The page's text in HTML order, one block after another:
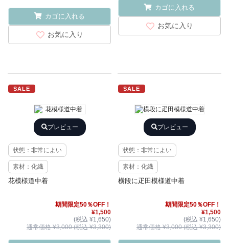
カゴに入れる
お気に入り
カゴに入れる
お気に入り
SALE
プレビュー
状態：非常によい
素材：化繊
花模様道中着
期間限定50％OFF！
¥1,500
(税込 ¥1,650)
通常価格 ¥3,000 (税込 ¥3,300)
SALE
プレビュー
状態：非常によい
素材：化繊
横段に疋田模様道中着
期間限定50％OFF！
¥1,500
(税込 ¥1,650)
通常価格 ¥3,000 (税込 ¥3,300)